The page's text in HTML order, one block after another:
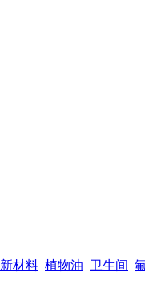
新材料 植物油 卫生间